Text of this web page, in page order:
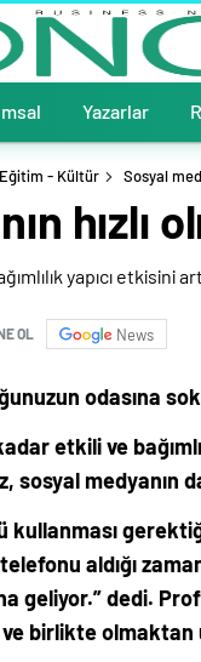
Yazarlar
Eğitim - Kültür Sosyal
hızlı
OL News
odasına
etkili ve
sosyal medyanın
aldığı
geliyor.” dedi.
birlikte olmaktan